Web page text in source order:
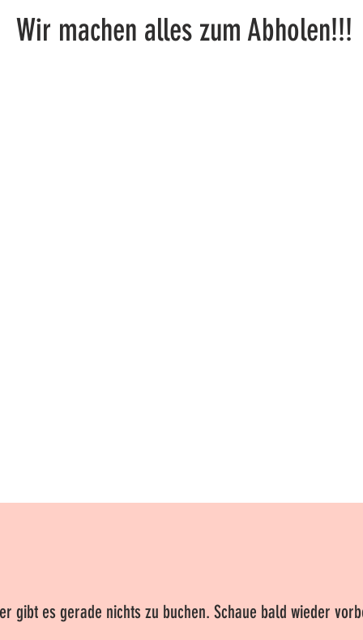
Wir machen alles zum Abholen!!!
gibt es gerade nichts zu buchen. Schaue bald wieder